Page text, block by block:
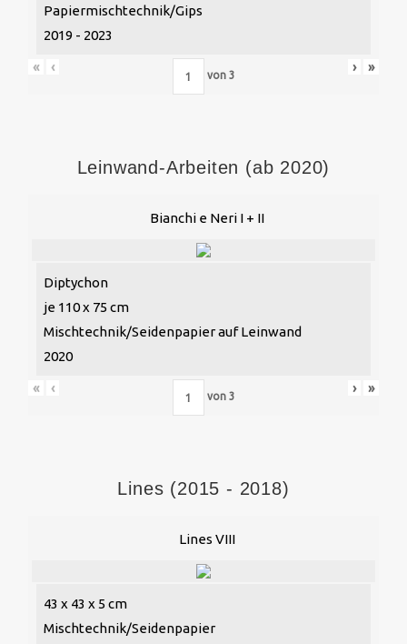
Papiermischtechnik/Gips
2019 - 2023
« ‹
von 3
› »
Leinwand-Arbeiten (ab 2020)
Bianchi e Neri I + II
Diptychon
je 110 x 75 cm
Mischtechnik/Seidenpapier auf Leinwand
2020
« ‹
von 3
› »
Lines (2015 - 2018)
Lines VIII
43 x 43 x 5 cm
Mischtechnik/Seidenpapier